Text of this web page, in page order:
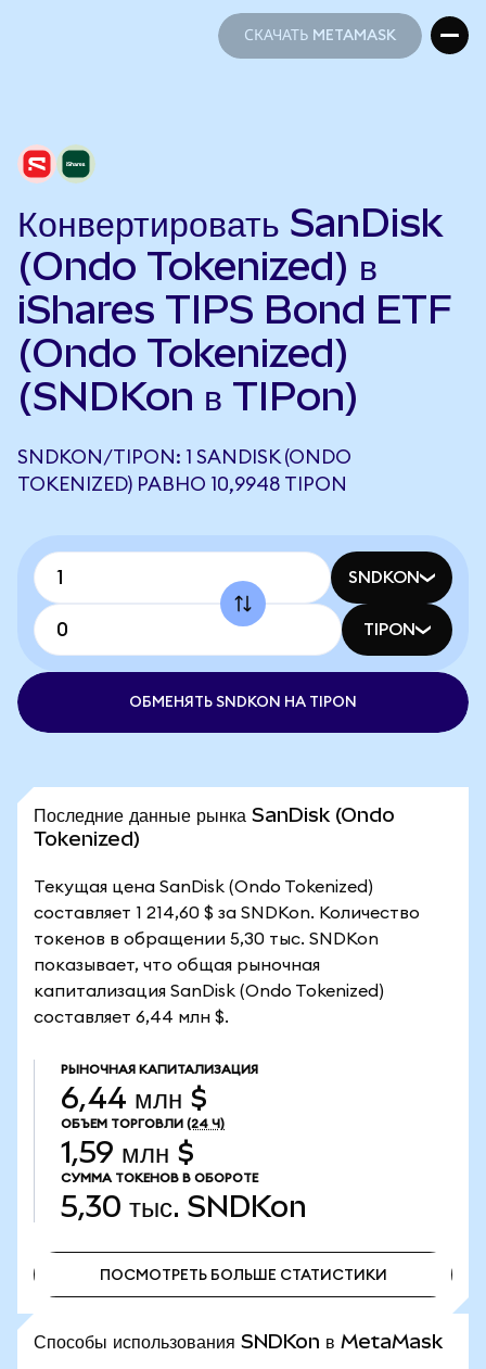
СКАЧАТЬ METAMASK
Конвертировать SanDisk
(Ondo Tokenized) в
iShares TIPS Bond ETF
(Ondo Tokenized)
(SNDKon в TIPon)
SNDKON/TIPON: 1 SANDISK (ONDO
TOKENIZED) РАВНО 10,9948 TIPON
SNDKON
TIPON
ОБМЕНЯТЬ SNDKON НА TIPON
Последние данные рынка SanDisk (Ondo
Tokenized)
Текущая цена SanDisk (Ondo Tokenized)
составляет 1 214,60 $ за SNDKon. Количество
токенов в обращении 5,30 тыс. SNDKon
показывает, что общая рыночная
капитализация SanDisk (Ondo Tokenized)
составляет 6,44 млн $.
РЫНОЧНАЯ КАПИТАЛИЗАЦИЯ
6,44 млн $
ОБЪЕМ ТОРГОВЛИ (24 Ч)
1,59 млн $
СУММА ТОКЕНОВ В ОБОРОТЕ
5,30 тыс. SNDKon
ПОСМОТРЕТЬ БОЛЬШЕ СТАТИСТИКИ
Способы использования SNDKon в MetaMask